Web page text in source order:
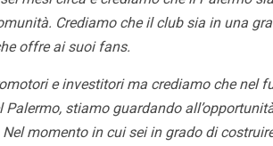
Crediamo che il club sia in una
offre ai suoi fans.
e investitori ma crediamo che nel
stiamo guardando
momento in cui sei in grado di